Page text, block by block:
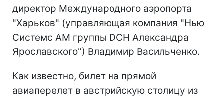
директор Международного аэропорта
"Харьков" (управляющая компания "Нью
Системс АМ группы DCH Александра
Ярославского") Владимир Васильченко.
Как известно, билет на прямой
авиаперелет в австрийскую столицу из